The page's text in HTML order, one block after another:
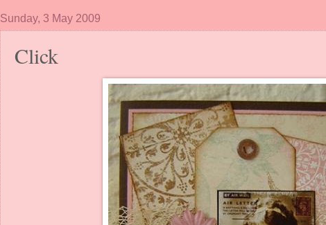
Sunday, 3 May 2009
Click